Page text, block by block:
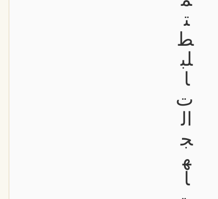
ت
ط
لب
ا
ت
ال
ج
ه
ا